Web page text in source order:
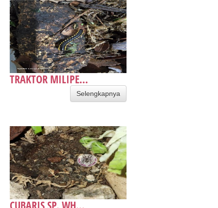
TRAKTOR MILIPE...
Selengkapnya
CUBARIS SP. WH...